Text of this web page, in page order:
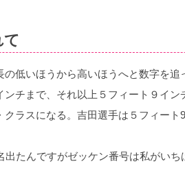
て
低いほうから高いほうへと数字を追
ンチまで、それ以上５フィート９イ
クラスになる。吉田選手は５フィート
出たんですがゼッケン番号は私がい